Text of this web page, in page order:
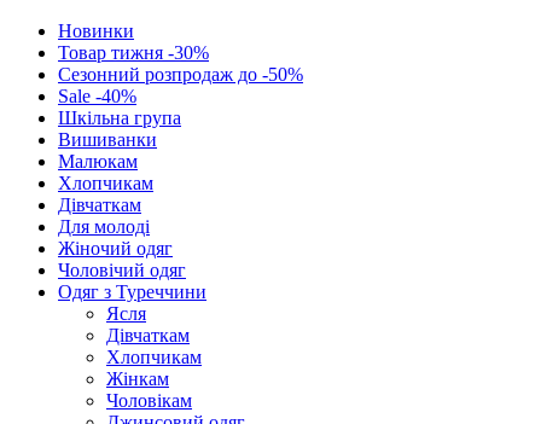
Новинки
Товар тижня -30%
Сезонний розпродаж до -50%
Sale -40%
Шкільна група
Вишиванки
Малюкам
Хлопчикам
Дівчаткам
Для молоді
Жіночий одяг
Чоловічий одяг
Одяг з Туреччини
Ясля
Дівчаткам
Хлопчикам
Жінкам
Чоловікам